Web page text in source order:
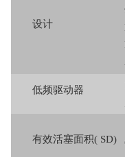
设计
低频驱动器
有效活塞面积( SD)